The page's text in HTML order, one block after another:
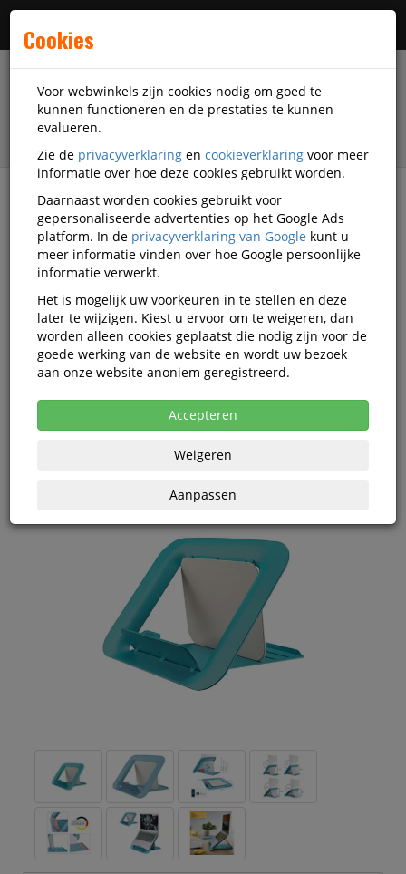
filter
Kantoorartikelen
Ergonomische producten
Laptopstandaards
Laptopstandaard Leitz Ergo Cosy
verstelbaar recyled blauw
Korting vanaf aankoop 2 eenheden, zieprijsoverzicht
Cookies
Voor webwinkels zijn cookies nodig om goed te
kunnen functioneren en de prestaties te kunnen
evalueren.
Zie de privacyverklaring en cookieverklaring voor meer
informatie over hoe deze cookies gebruikt worden.
Daarnaast worden cookies gebruikt voor
gepersonaliseerde advertenties op het Google Ads
platform. In de privacyverklaring van Google kunt u
meer informatie vinden over hoe Google persoonlijke
informatie verwerkt.
Het is mogelijk uw voorkeuren in te stellen en deze
later te wijzigen. Kiest u ervoor om te weigeren, dan
worden alleen cookies geplaatst die nodig zijn voor de
goede werking van de website en wordt uw bezoek
aan onze website anoniem geregistreerd.
Accepteren
Weigeren
Aanpassen